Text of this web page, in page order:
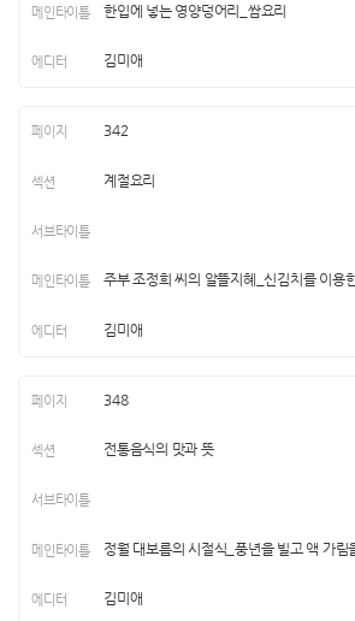
한입에 넣는 영양덩어리_쌈요리
김미애
342
계절요리
주부 조정희 씨의 알뜰지혜_신김치를 이용
김미애
348
전통음식의 맛과 뜻
정월 대보름의 시절식_풍년을 빌고 액 가림
김미애